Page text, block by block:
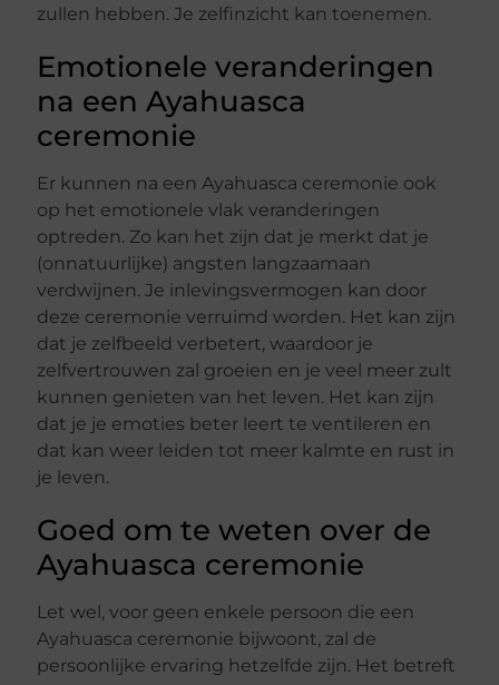
zullen hebben. Je zelfinzicht kan toenemen.
Emotionele veranderingen
na een Ayahuasca
ceremonie
Er kunnen na een Ayahuasca ceremonie ook
op het emotionele vlak veranderingen
optreden. Zo kan het zijn dat je merkt dat je
(onnatuurlijke) angsten langzaamaan
verdwijnen. Je inlevingsvermogen kan door
deze ceremonie verruimd worden. Het kan zijn
dat je zelfbeeld verbetert, waardoor je
zelfvertrouwen zal groeien en je veel meer zult
kunnen genieten van het leven. Het kan zijn
dat je je emoties beter leert te ventileren en
dat kan weer leiden tot meer kalmte en rust in
je leven.
Goed om te weten over de
Ayahuasca ceremonie
Let wel, voor geen enkele persoon die een
Ayahuasca ceremonie bijwoont, zal de
persoonlijke ervaring hetzelfde zijn. Het betreft